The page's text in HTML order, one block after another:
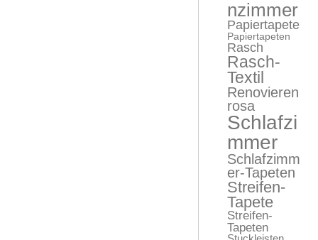
nzimmer
Papiertapete
Papiertapeten
Rasch
Rasch-
Textil
Renovieren
rosa
Schlafzi
mmer
Schlafzimm
er-Tapeten
Streifen-
Tapete
Streifen-
Tapeten